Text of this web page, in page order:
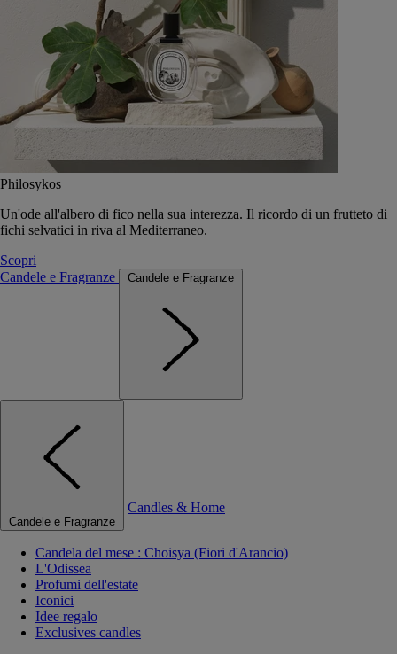
Philosykos
Un'ode all'albero di fico nella sua interezza. Il ricordo di un frutteto di
fichi selvatici in riva al Mediterraneo.
Scopri
Candele e Fragranze
Candele e Fragranze
Candele e Fragranze
Candles & Home
Candela del mese : Choisya (Fiori d'Arancio)
L'Odissea
Profumi dell'estate
Iconici
Idee regalo
Exclusives candles